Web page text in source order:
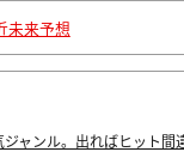
未来予想
ャンル。出ればヒット間